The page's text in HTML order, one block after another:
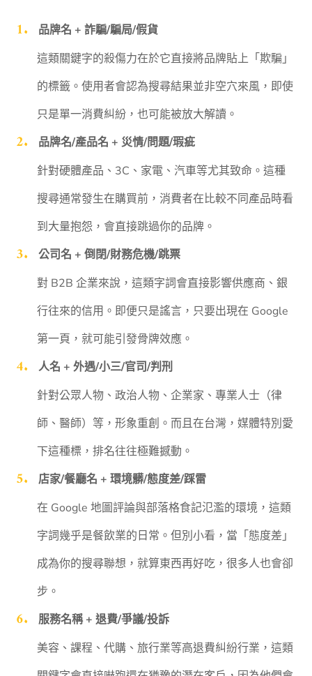
品牌名 + 詐騙/騙局/假貨
這類關鍵字的殺傷力在於它直接將品牌貼上「欺騙」
的標籤。使用者會認為搜尋結果並非空穴來風，即使
只是單一消費糾紛，也可能被放大解讀。
品牌名/產品名 + 災情/問題/瑕疵
針對硬體產品、3C、家電、汽車等尤其致命。這種
搜尋通常發生在購買前，消費者在比較不同產品時看
到大量抱怨，會直接跳過你的品牌。
公司名 + 倒閉/財務危機/跳票
對 B2B 企業來說，這類字詞會直接影響供應商、銀
行往來的信用。即便只是謠言，只要出現在 Google
第一頁，就可能引發骨牌效應。
人名 + 外遇/小三/官司/判刑
針對公眾人物、政治人物、企業家、專業人士（律
師、醫師）等，形象重創。而且在台灣，媒體特別愛
下這種標，排名往往極難撼動。
店家/餐廳名 + 環境髒/態度差/踩雷
在 Google 地圖評論與部落格食記氾濫的環境，這類
字詞幾乎是餐飲業的日常。但別小看，當「態度差」
成為你的搜尋聯想，就算東西再好吃，很多人也會卻
步。
服務名稱 + 退費/爭議/投訴
美容、課程、代購、旅行業等高退費糾紛行業，這類